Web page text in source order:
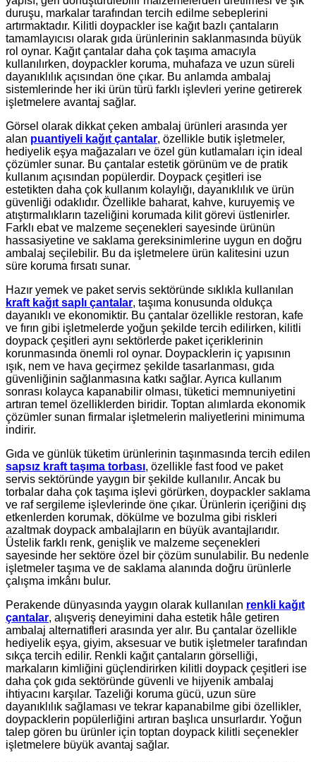
duruşu, markalar tarafından tercih edilme sebeplerini
artırmaktadır. Kilitli doypackler ise kağıt bazlı çantaların
tamamlayıcısı olarak gıda ürünlerinin saklanmasında büyük
rol oynar. Kağıt çantalar daha çok taşıma amacıyla
kullanılırken, doypackler koruma, muhafaza ve uzun süreli
dayanıklılık açısından öne çıkar. Bu anlamda ambalaj
sistemlerinde her iki ürün türü farklı işlevleri yerine getirerek
işletmelere avantaj sağlar.
Görsel olarak dikkat çeken ambalaj ürünleri arasında yer
alan puantiyeli kağıt çantalar, özellikle butik işletmeler,
hediyelik eşya mağazaları ve özel gün kutlamaları için ideal
çözümler sunar. Bu çantalar estetik görünüm ve de pratik
kullanım açısından popülerdir. Doypack çeşitleri ise
estetikten daha çok kullanım kolaylığı, dayanıklılık ve ürün
güvenliği odaklıdır. Özellikle baharat, kahve, kuruyemiş ve
atıştırmalıkların tazeliğini korumada kilit görevi üstlenirler.
Farklı ebat ve malzeme seçenekleri sayesinde ürünün
hassasiyetine ve saklama gereksinimlerine uygun en doğru
ambalaj seçilebilir. Bu da işletmelere ürün kalitesini uzun
süre koruma fırsatı sunar.
Hazır yemek ve paket servis sektöründe sıklıkla kullanılan
kraft kağıt saplı çantalar, taşıma konusunda oldukça
dayanıklı ve ekonomiktir. Bu çantalar özellikle restoran, kafe
ve fırın gibi işletmelerde yoğun şekilde tercih edilirken, kilitli
doypack çeşitleri aynı sektörlerde paket içeriklerinin
korunmasında önemli rol oynar. Doypacklerin iç yapısının
ışık, nem ve hava geçirmez şekilde tasarlanması, gıda
güvenliğinin sağlanmasına katkı sağlar. Ayrıca kullanım
sonrası kolayca kapanabilir olması, tüketici memnuniyetini
artıran temel özelliklerden biridir. Toptan alımlarda ekonomik
çözümler sunan firmalar işletmelerin maliyetlerini minimuma
indirir.
Gıda ve günlük tüketim ürünlerinin taşınmasında tercih edilen
sapsız kraft taşıma torbası, özellikle fast food ve paket
servis sektöründe yaygın bir şekilde kullanılır. Ancak bu
torbalar daha çok taşıma işlevi görürken, doypackler saklama
ve raf sergileme işlevlerinde öne çıkar. Ürünlerin içeriğini dış
etkenlerden korumak, dökülme ve bozulma gibi riskleri
azaltmak doypack ambalajların en büyük avantajlarıdır.
Üstelik farklı renk, genişlik ve malzeme seçenekleri
sayesinde her sektöre özel bir çözüm sunulabilir. Bu nedenle
işletmeler taşıma ve de saklama alanında doğru ürünlerle
çalışma imkânı bulur.
Perakende dünyasında yaygın olarak kullanılan renkli kağıt
çantalar, alışveriş deneyimini daha estetik hâle getiren
ambalaj alternatifleri arasında yer alır. Bu çantalar özellikle
hediyelik eşya, giyim, aksesuar ve butik işletmeler tarafından
sıkça tercih edilir. Renkli kağıt çantaların görselliği,
markaların kimliğini güçlendirirken kilitli doypack çeşitleri ise
daha çok gıda sektöründe güvenli ve hijyenik ambalaj
ihtiyacını karşılar. Tazeliği koruma gücü, uzun süre
dayanıklılık sağlaması ve tekrar kapanabilme gibi özellikler,
doypacklerin popülerliğini artıran başlıca unsurlardır. Yoğun
talep gören bu ürünler için toptan doypack kilitli seçenekler
işletmelere büyük avantaj sağlar.